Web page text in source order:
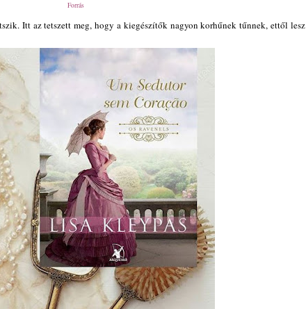
Forrás
Itt az tetszett meg, hogy a kiegészítők nagyon korhűnek tűnnek, ettől lesz